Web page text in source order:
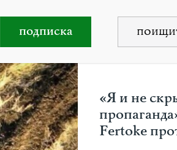
подписка
на войне против Украины
«Я и не
Fertoke